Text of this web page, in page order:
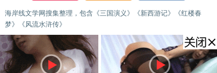
海岸线文学网搜集整理，包含《三国演义》《新西游记》《红楼春
梦》《风流水浒传》